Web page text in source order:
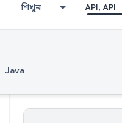
শিখুন API, API
Java